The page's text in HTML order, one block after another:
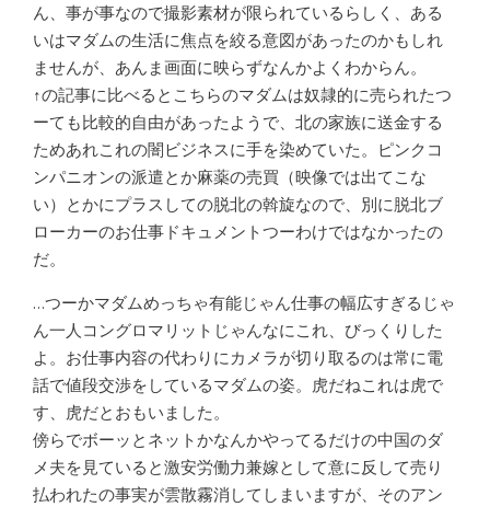
ん、事が事なので撮影素材が限られているらしく、ある
いはマダムの生活に焦点を絞る意図があったのかもしれ
ませんが、あんま画面に映らずなんかよくわからん。
↑の記事に比べるとこちらのマダムは奴隷的に売られたつ
ーても比較的自由があったようで、北の家族に送金する
ためあれこれの闇ビジネスに手を染めていた。ピンクコ
ンパニオンの派遣とか麻薬の売買（映像では出てこな
い）とかにプラスしての脱北の斡旋なので、別に脱北ブ
ローカーのお仕事ドキュメントつーわけではなかったの
だ。
…つーかマダムめっちゃ有能じゃん仕事の幅広すぎるじゃ
ん一人コングロマリットじゃんなにこれ、びっくりした
よ。お仕事内容の代わりにカメラが切り取るのは常に電
話で値段交渉をしているマダムの姿。虎だねこれは虎で
す、虎だとおもいました。
傍らでボーッとネットかなんかやってるだけの中国のダ
メ夫を見ていると激安労働力兼嫁として意に反して売り
払われたの事実が雲散霧消してしまいますが、そのアン